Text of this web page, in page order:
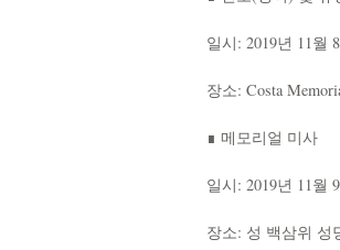
일시: 2019년 11월
장소: Costa
∎ 메모리얼 미사
일시: 2019년 11월
장소: 성 백삼위 성